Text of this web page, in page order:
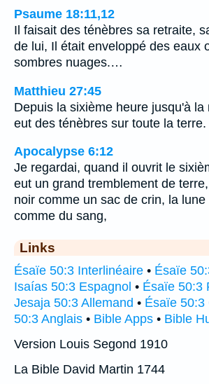
Psaume 18:11,12
Il faisait des ténèbres sa retraite,
de lui, Il était enveloppé des eaux
sombres nuages.…
Matthieu 27:45
Depuis la sixième heure jusqu'à la
eut des ténèbres sur toute la terre.
Apocalypse 6:12
Je regardai, quand il ouvrit le
eut un grand tremblement de
noir comme un sac de crin, la
comme du sang,
Links
Ésaïe 50:3 Interlinéaire • Ésaïe
Isaías 50:3 Espagnol • Ésaïe 50:3
Jesaja 50:3 Allemand • Ésaïe 50:3
50:3 Anglais • Bible Apps • Bible
Version Louis Segond 1910
La Bible David Martin 1744